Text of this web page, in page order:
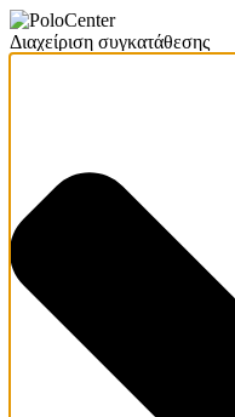
Διαχείριση συγκατάθεσης